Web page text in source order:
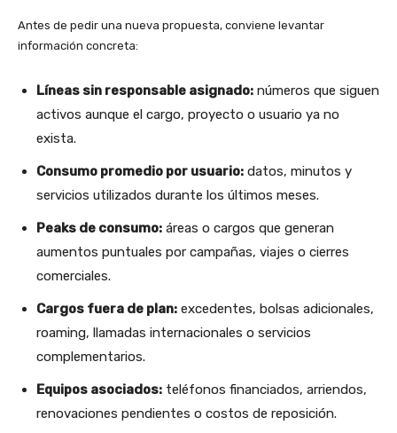
Antes de pedir una nueva propuesta, conviene levantar
información concreta:
Líneas sin responsable asignado: números que siguen
activos aunque el cargo, proyecto o usuario ya no
exista.
Consumo promedio por usuario: datos, minutos y
servicios utilizados durante los últimos meses.
Peaks de consumo: áreas o cargos que generan
aumentos puntuales por campañas, viajes o cierres
comerciales.
Cargos fuera de plan: excedentes, bolsas adicionales,
roaming, llamadas internacionales o servicios
complementarios.
Equipos asociados: teléfonos financiados, arriendos,
renovaciones pendientes o costos de reposición.